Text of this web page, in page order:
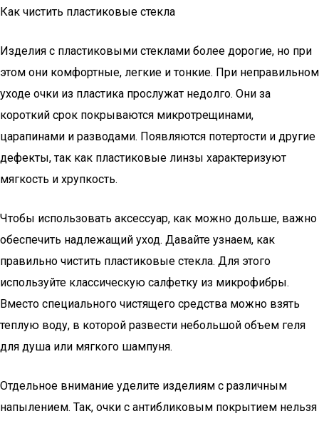
Как чистить пластиковые стекла
Изделия с пластиковыми стеклами более дорогие, но при
этом они комфортные, легкие и тонкие. При неправильном
уходе очки из пластика прослужат недолго. Они за
короткий срок покрываются микротрещинами,
царапинами и разводами. Появляются потертости и другие
дефекты, так как пластиковые линзы характеризуют
мягкость и хрупкость.
Чтобы использовать аксессуар, как можно дольше, важно
обеспечить надлежащий уход. Давайте узнаем, как
правильно чистить пластиковые стекла. Для этого
используйте классическую салфетку из микрофибры.
Вместо специального чистящего средства можно взять
теплую воду, в которой развести небольшой объем геля
для душа или мягкого шампуня.
Отдельное внимание уделите изделиям с различным
напылением. Так, очки с антибликовым покрытием нельзя